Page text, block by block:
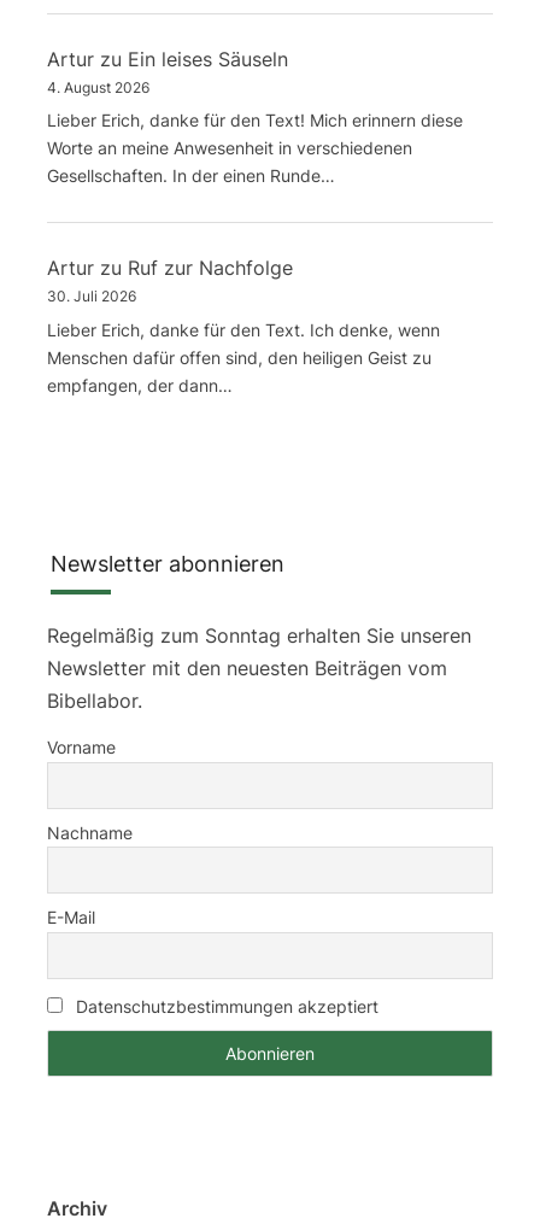
Artur zu Ein leises Säuseln
4. August 2026
Lieber Erich, danke für den Text! Mich erinnern diese
Worte an meine Anwesenheit in verschiedenen
Gesellschaften. In der einen Runde…
Artur zu Ruf zur Nachfolge
30. Juli 2026
Lieber Erich, danke für den Text. Ich denke, wenn
Menschen dafür offen sind, den heiligen Geist zu
empfangen, der dann…
Newsletter abonnieren
Regelmäßig zum Sonntag erhalten Sie unseren
Newsletter mit den neuesten Beiträgen vom
Bibellabor.
Vorname
Nachname
E-Mail
Datenschutzbestimmungen akzeptiert
Archiv